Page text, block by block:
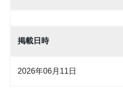
掲載日時
2026年06月11日